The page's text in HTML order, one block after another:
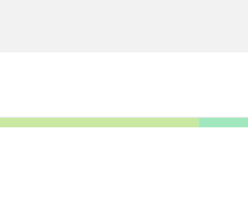
المحتوى